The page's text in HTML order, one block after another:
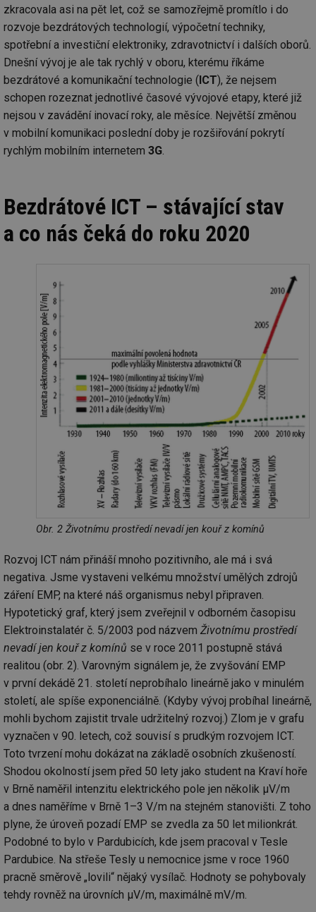
zkracovala asi na pět let, což se samozřejmě promítlo i do
rozvoje bezdrátových technologií, výpočetní techniky,
spotřební a investiční elektroniky, zdravotnictví i dalších oborů.
Dnešní vývoj je ale tak rychlý v oboru, kterému říkáme
bezdrátové a komunikační technologie ( ICT), že nejsem
schopen rozeznat jednotlivé časové vývojové etapy, které již
nejsou v zavádění inovací roky, ale měsíce. Největší změnou
v mobilní komunikaci poslední doby je rozšiřování pokrytí
rychlým mobilním internetem 3G.
Bezdrátové ICT – stávající stav
a co nás čeká do roku 2020
Obr. 2 Životnímu prostředí nevadí jen kouř z komínů
Rozvoj ICT nám přináší mnoho pozitivního, ale má i svá
negativa. Jsme vystaveni velkému množství umělých zdrojů
záření EMP, na které náš organismus nebyl připraven.
Hypotetický graf, který jsem zveřejnil v odborném časopisu
Elektroinstalatér č. 5/2003 pod názvem Životnímu prostředí
nevadí jen kouř z komínů se v roce 2011 postupně stává
realitou (obr. 2). Varovným signálem je, že zvyšování EMP
v první dekádě 21. století neprobíhalo lineárně jako v minulém
století, ale spíše exponenciálně. (Kdyby vývoj probíhal lineárně,
mohli bychom zajistit trvale udržitelný rozvoj.) Zlom je v grafu
vyznačen v 90. letech, což souvisí s prudkým rozvojem ICT.
Toto tvrzení mohu dokázat na základě osobních zkušeností.
Shodou okolností jsem před 50 lety jako student na Kraví hoře
v Brně naměřil intenzitu elektrického pole jen několik μV/m
a dnes naměříme v Brně 1–3 V/m na stejném stanovišti. Z toho
plyne, že úroveň pozadí EMP se zvedla za 50 let milionkrát.
Podobné to bylo v Pardubicích, kde jsem pracoval v Tesle
Pardubice. Na střeše Tesly u nemocnice jsme v roce 1960
pracně směrově „lovili“ nějaký vysílač. Hodnoty se pohybovaly
tehdy rovněž na úrovních μV/m, maximálně mV/m.